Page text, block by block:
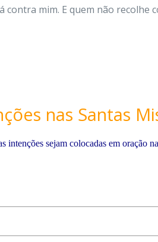
contra mim. E quem não recolhe
nas Santas
intenções sejam colocadas em oração